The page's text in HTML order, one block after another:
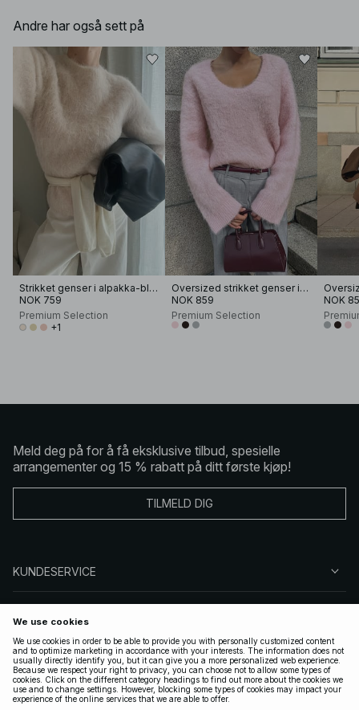
Andre har også sett på
Strikket genser i alpakka-blanding med korte ermer
NOK 759
Premium Selection
+1
Oversized strikket genser i alpakka-blanding med rund hals
NOK 859
Premium Selection
NOK
Meld deg på for å få eksklusive tilbud, spesielle
arrangementer og 15 % rabatt på ditt første kjøp!
TILMELD DIG
KUNDESERVICE
FØLG OSS
LOVLIG